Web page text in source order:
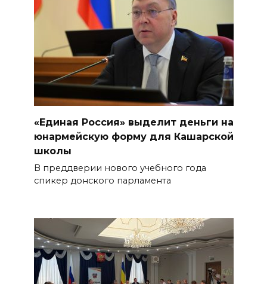
«Единая Россия» выделит деньги на
юнармейскую форму для Кашарской
школы
В преддверии нового учебного года
спикер донского парламента